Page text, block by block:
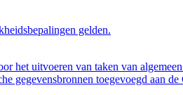
gelden.
het uitvoeren van taken van
gegevensbronnen toegevoegd aan